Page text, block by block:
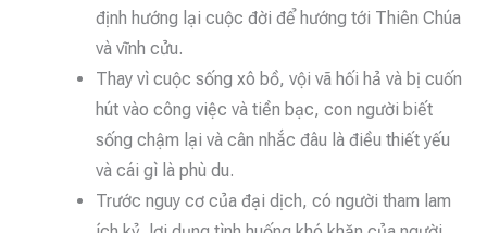
định hướng lại cuộc đời để hướng tới Thiên Chúa
và vĩnh cửu.
Thay vì cuộc sống xô bồ, vội vã hối hả và bị cuốn
hút vào công việc và tiền bạc, con người biết
sống chậm lại và cân nhắc đâu là điều thiết yếu
và cái gì là phù du.
Trước nguy cơ của đại dịch, có người tham lam